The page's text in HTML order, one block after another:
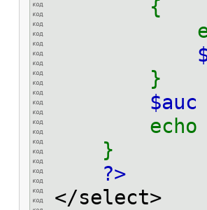
{
}
$auc
echo
}
?>
</select>